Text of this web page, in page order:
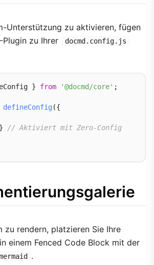
Unterstützung zu aktivieren, fügen
-Plugin zu Ihrer docmd.config.js
} from '@docmd/core' ;
defineConfig({
// Aktiviert mit Zero-Config
zu rendern, platzieren Sie Ihre
einem Fenced Code Block mit der
.